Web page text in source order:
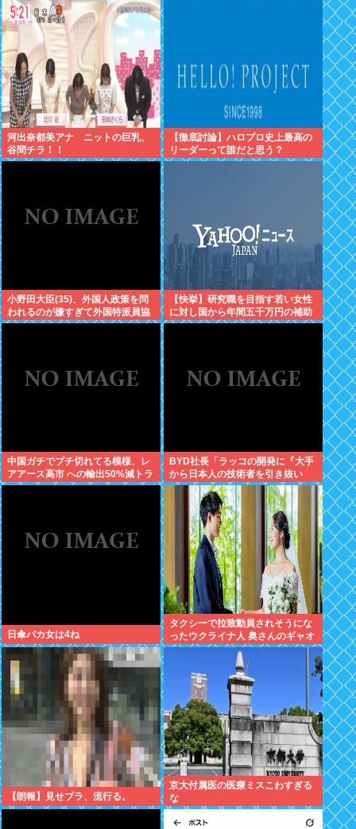
河出奈都美アナ ニットの巨乳、
谷間チラ！！
【徹底討論】ハロプロ史上最高の
リーダーって誰だと思う？
小野田大臣(35)、外国人政策を問
われるのが嫌すぎて外国特派員協
会の招待を連続拒否www
【快挙】研究職を目指す若い女性
に対し国から年間五千万円の補助
金支給を決定！世界一位の男尊女
中国ガチでブチ切れてる模様、レ
アアース高市 への輸出50%減トラ
ンプ への輸出も3割減
BYD社長「ラッコの開発に『大手
から日本人の技術者を引き抜い
た』って噂は嘘。開発チームに日
本人は0人です」
日傘バカ女は4ね
タクシーで拉致動員されそうにな
ったウクライナ人 奥さんのギャオ
オオオオンで助かる
【朗報】見せブラ、流行る。
京大付属医の医療ミスこわすぎる
な